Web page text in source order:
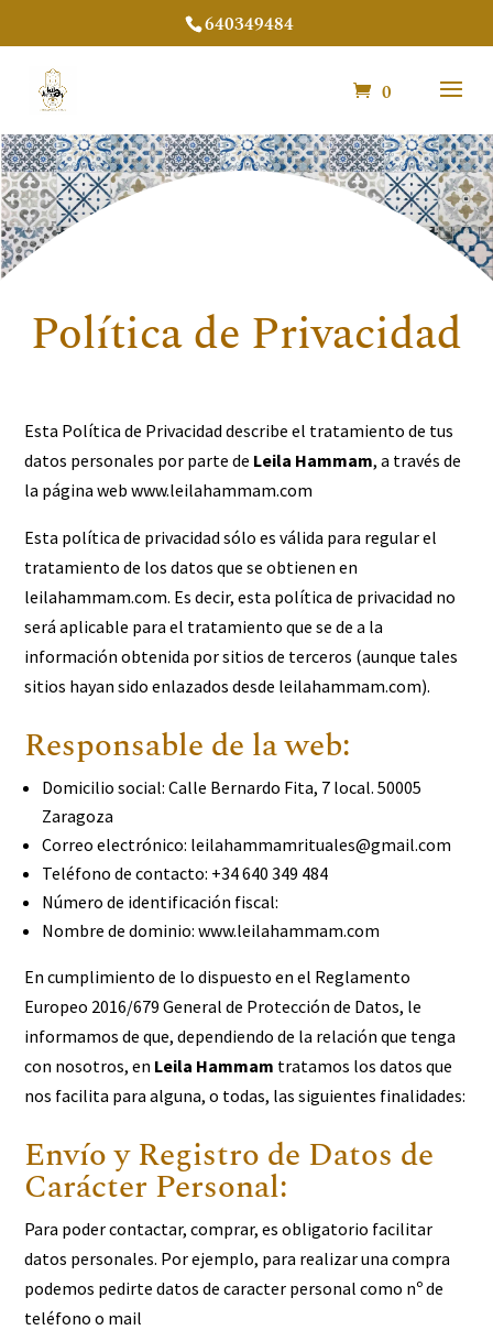
640349484
0
Política de Privacidad
Esta Política de Privacidad describe el tratamiento de tus
datos personales por parte de Leila Hammam, a través de
la página web www.leilahammam.com
Esta política de privacidad sólo es válida para regular el
tratamiento de los datos que se obtienen en
leilahammam.com. Es decir, esta política de privacidad no
será aplicable para el tratamiento que se de a la
información obtenida por sitios de terceros (aunque tales
sitios hayan sido enlazados desde leilahammam.com).
Responsable de la web:
Domicilio social: Calle Bernardo Fita, 7 local. 50005
Zaragoza
Correo electrónico: leilahammamrituales@gmail.com
Teléfono de contacto: +34 640 349 484
Número de identificación fiscal:
Nombre de dominio: www.leilahammam.com
En cumplimiento de lo dispuesto en el Reglamento
Europeo 2016/679 General de Protección de Datos, le
informamos de que, dependiendo de la relación que tenga
con nosotros, en Leila Hammam tratamos los datos que
nos facilita para alguna, o todas, las siguientes finalidades:
Envío y Registro de Datos de
Carácter Personal:
Para poder contactar, comprar, es obligatorio facilitar
datos personales. Por ejemplo, para realizar una compra
podemos pedirte datos de caracter personal como nº de
teléfono o mail